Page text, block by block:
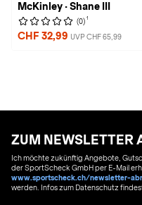
McKinley · Shane III
(0) 1
CHF 32,99 UVP CHF 65,99
ZUM NEWSLETTER
Ich möchte zukünftig Angebote,
der SportScheck GmbH per E-Mail
www.sportscheck.ch/newsletter-
werden. Infos zum Datenschutz